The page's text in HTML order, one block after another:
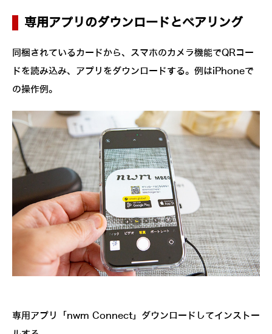
専用アプリのダウンロードとペアリング
同梱されているカードから、スマホのカメラ機能でQRコー
ドを読み込み、アプリをダウンロードする。例はiPhoneで
の操作例。
専用アプリ「nwm Connect」ダウンロードしてインストー